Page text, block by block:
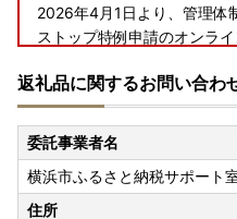
2026年4月1日より、管理体
ストップ特例申請のオンラ
【変更前】自治体マイページ
【変更後】ふるまど
つきましては、オンライン
望の方は、下記をご確認くだ
返礼品に関するお問い合わ
委託事業者名
横浜市ふるさと納税サポート
住所